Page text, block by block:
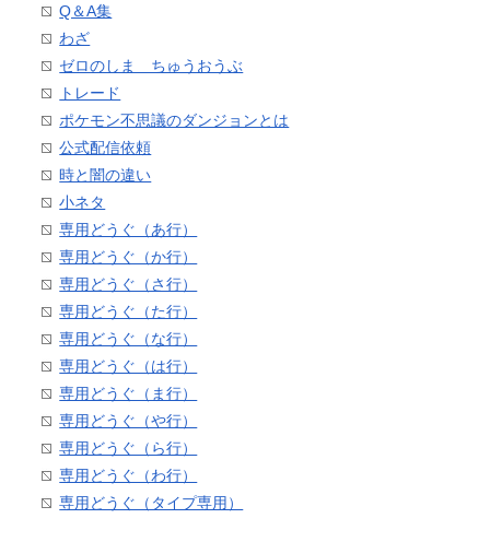
Q＆A集
わざ
ゼロのしま ちゅうおうぶ
トレード
ポケモン不思議のダンジョンとは
公式配信依頼
時と闇の違い
小ネタ
専用どうぐ（あ行）
専用どうぐ（か行）
専用どうぐ（さ行）
専用どうぐ（た行）
専用どうぐ（な行）
専用どうぐ（は行）
専用どうぐ（ま行）
専用どうぐ（や行）
専用どうぐ（ら行）
専用どうぐ（わ行）
専用どうぐ（タイプ専用）